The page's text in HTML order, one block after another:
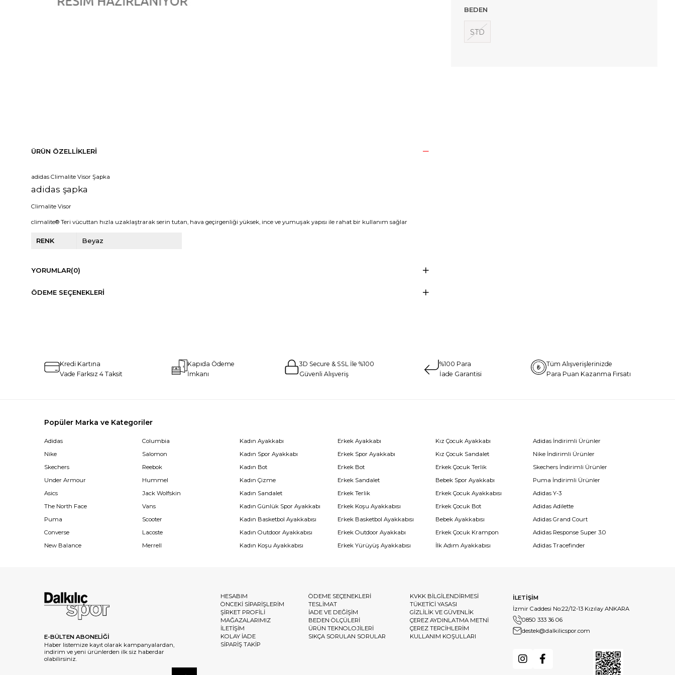
BEDEN
STD
ÜRÜN ÖZELLIKLERI
adidas Climalite Visor Şapka
adidas şapka
Climalite Visor
climalite® Teri vücuttan hızla uzaklaştrarak serin tutan, hava geçirgenliği yüksek, ince ve yumuşak yapısı ile rahat bir kullanım sağlar
RENK Beyaz
YORUMLAR(0)
ÖDEME SEÇENEKLERI
Kredi Kartına
Vade Farksız 4 Taksit
Kapıda Ödeme
İmkanı
3D Secure & SSL İle %100
Güvenli Alışveriş
%100 Para
İade Garantisi
Tüm Alışverişlerinizde
Para Puan Kazanma Fırsatı
Popüler Marka ve Kategoriler
Adidas
Nike
Skechers
Under Armour
Asics
The North Face
Puma
Converse
New Balance
Columbia
Salomon
Reebok
Hummel
Jack Wolfskin
Vans
Scooter
Lacoste
Merrell
Kadın Ayakkabı
Kadın Spor Ayakkabı
Kadın Bot
Kadın Çizme
Kadın Sandalet
Kadın Günlük Spor Ayakkabı
Kadın Basketbol Ayakkabısı
Kadın Outdoor Ayakkabısı
Kadın Koşu Ayakkabısı
Erkek Ayakkabı
Erkek Spor Ayakkabı
Erkek Bot
Erkek Sandalet
Erkek Terlik
Erkek Koşu Ayakkabısı
Erkek Basketbol Ayakkabısı
Erkek Outdoor Ayakkabı
Erkek Yürüyüş Ayakkabısı
Kız Çocuk Ayakkabı
Kız Çocuk Sandalet
Erkek Çocuk Terlik
Bebek Spor Ayakkabı
Erkek Çocuk Ayakkabısı
Erkek Çocuk Bot
Bebek Ayakkabısı
Erkek Çocuk Krampon
İlk Adım Ayakkabısı
Adidas İndirimli Ürünler
Nike İndirimli Ürünler
Skechers İndirimli Ürünler
Puma İndirimli Ürünler
Adidas Y-3
Adidas Adilette
Adidas Grand Court
Adidas Response Super 3.0
Adidas Tracefinder
E-BÜLTEN ABONELİĞİ
Haber listemize kayıt olarak kampanyalardan,
indirim ve yeni ürünlerden ilk siz haberdar
olabilirsiniz.
HESABIM
ÖNCEKİ SİPARİŞLERİM
ŞİRKET PROFİLİ
MAĞAZALARIMIZ
İLETİŞİM
KOLAY İADE
SİPARİŞ TAKİP
ÖDEME SEÇENEKLERİ
TESLİMAT
İADE VE DEĞİŞİM
BEDEN ÖLÇÜLERİ
ÜRÜN TEKNOLOJİLERİ
SIKÇA SORULAN SORULAR
KVKK BİLGİLENDİRMESİ
TÜKETİCİ YASASI
GİZLİLİK VE GÜVENLİK
ÇEREZ AYDINLATMA METNİ
ÇEREZ TERCİHLERİM
KULLANIM KOŞULLARI
İLETİŞİM
İzmir Caddesi No:22/12-13 Kızılay ANKARA
0850 333 36 06
destek@dalkilicspor.com